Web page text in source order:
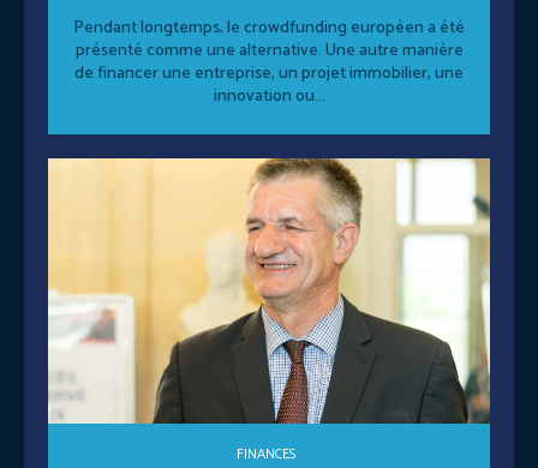
Pendant longtemps, le crowdfunding européen a été
présenté comme une alternative. Une autre manière
de financer une entreprise, un projet immobilier, une
innovation ou...
FINANCES